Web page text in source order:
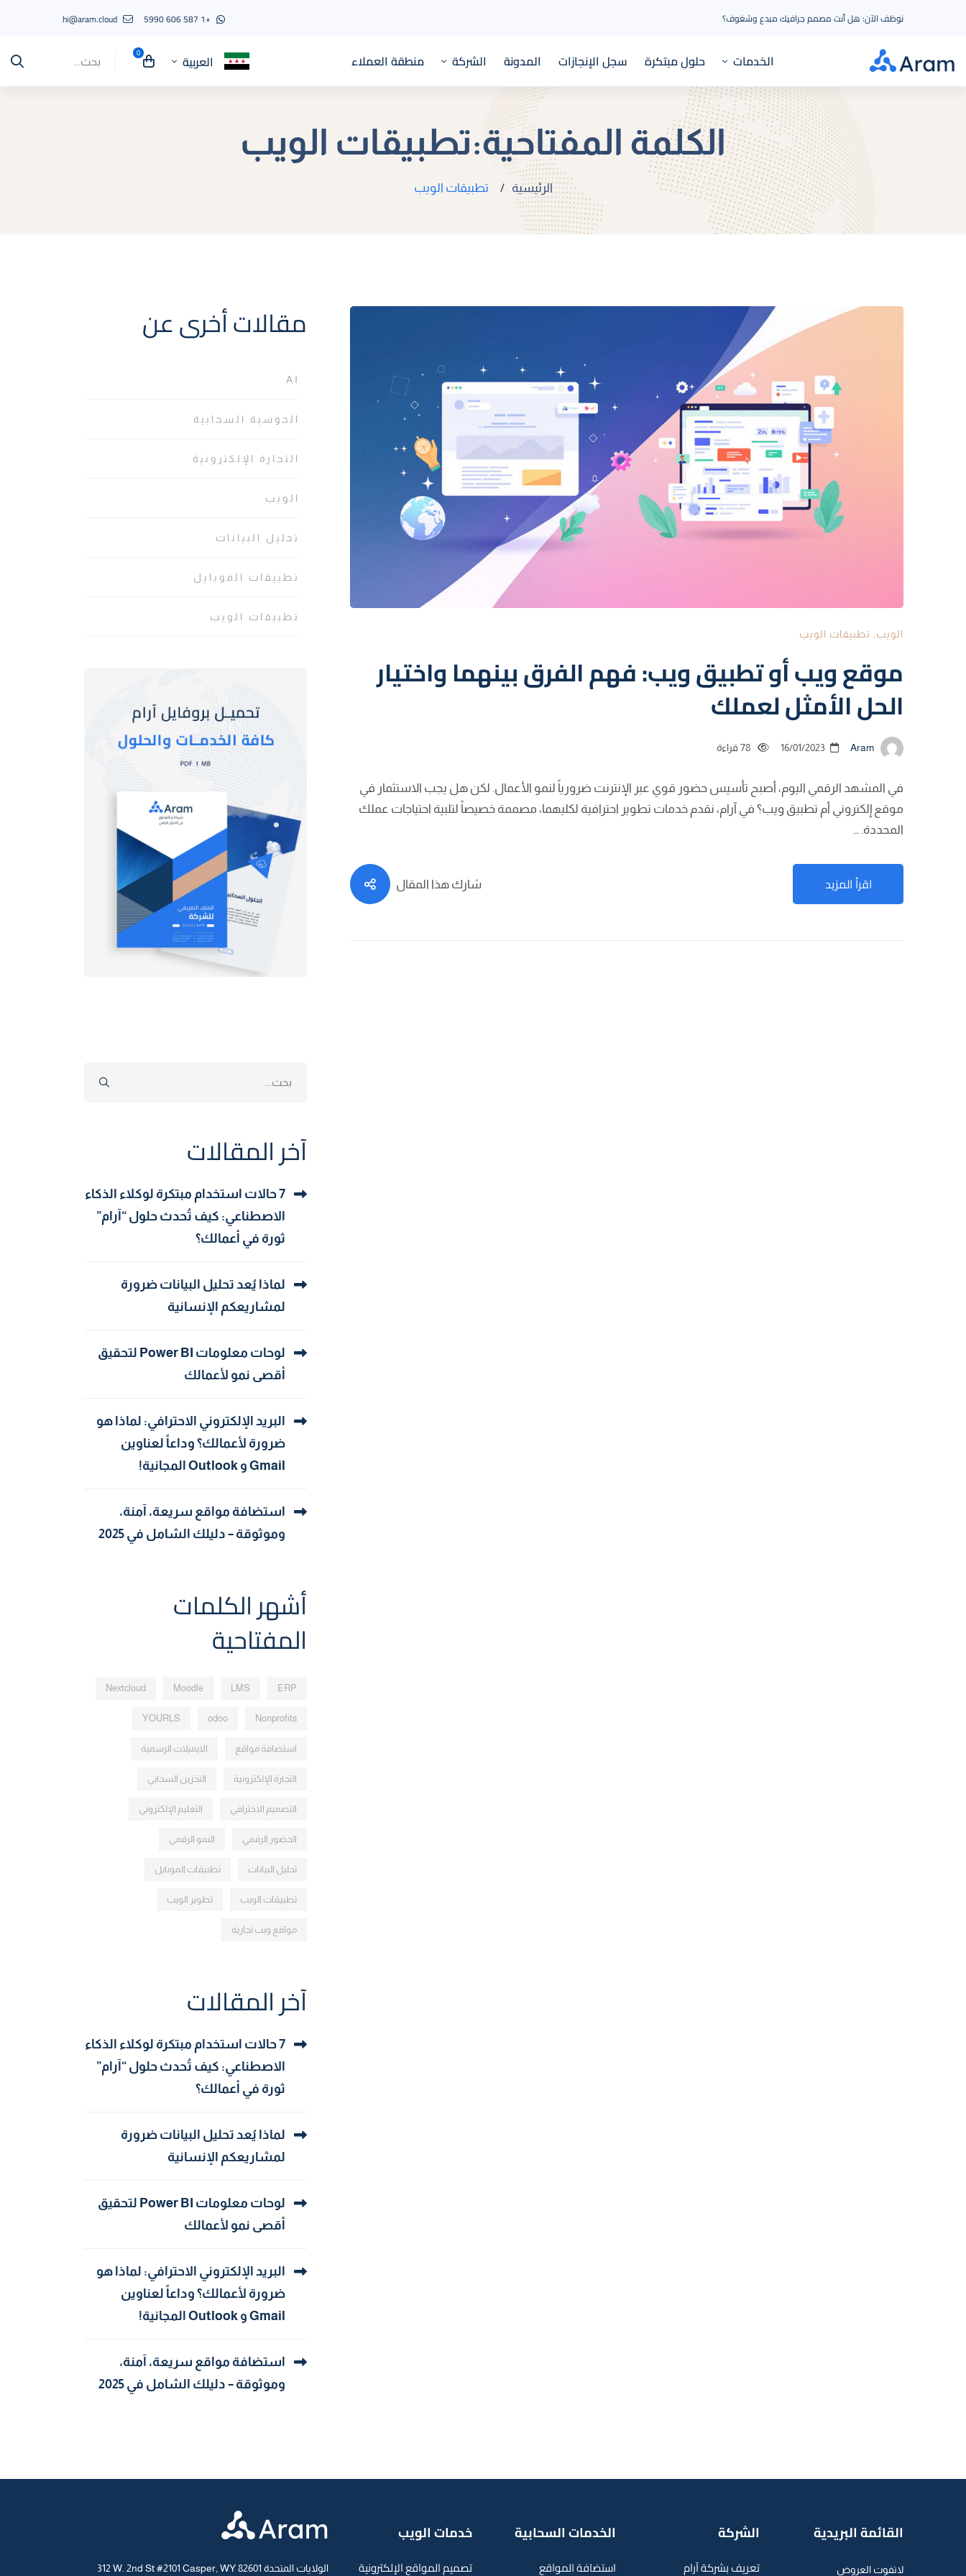
نوظف الآن: هل أنت مصمم جرافيك مبدع وشغوف؟ +1 587 606 5990
hi@aram.cloud
الخدمات حلول مبتكرة سجل الإنجازات المدونة الشركة منطقة العملاء العربية
Search
الكلمة المفتاحية:تطبيقات الويب
الرئيسية تطبيقات الويب
الويب تطبيقات الويب
موقع ويب أو تطبيق ويب: فهم الفرق بينهما واختيار
الحل الأمثل لعملك
16/01/2023
في المشهد الرقمي اليوم، أصبح تأسيس حضور قوي عبر الإنترنت ضرورياً لنمو الأعمال. لكن هل يجب الاستثمار في
موقع إلكتروني أم تطبيق ويب؟ في آرام، نقدم خدمات تطوير احترافية لكليهما، مصممة خصيصاً لتلبية احتياجات عملك
المحددة. …
اقرأ المزيد شارك هذا المقال
مقالات أخرى عن
AI
الحوسبة السحابية
التجارة الإلكترونية
الويب
تحليل البيانات
تطبيقات الموبايل
تطبيقات الويب
آخر المقالات
7 حالات استخدام مبتكرة لوكلاء الذكاء
الاصطناعي: كيف تُحدث حلول “آرام”
ثورة في أعمالك؟
لماذا يُعد تحليل البيانات ضرورة
لمشاريعكم الإنسانية
لوحات معلومات Power BI لتحقيق
أقصى نمو لأعمالك
البريد الإلكتروني الاحترافي: لماذا هو
ضرورة لأعمالك؟ وداعاً لعناوين
Gmail و Outlook المجانية!
استضافة مواقع سريعة، آمنة،
وموثوقة – دليلك الشامل في 2025
أشهر الكلمات
المفتاحية
ERP
LMS
Moodle
Nextcloud
Nonprofits
odoo
YOURLS
استضافة مواقع الايميلات الرسمية
التجارة الإلكترونية التخزين السحابي
التصميم الاحترافي التعليم الإلكتروني
الحضور الرقمي النمو الرقمي
تحليل البيانات تطبيقات الموبايل
تطبيقات الويب تطوير الويب
مواقع ويب تجارية
آخر المقالات
7 حالات استخدام مبتكرة لوكلاء الذكاء
الاصطناعي: كيف تُحدث حلول “آرام”
ثورة في أعمالك؟
لماذا يُعد تحليل البيانات ضرورة
لمشاريعكم الإنسانية
لوحات معلومات Power BI لتحقيق
أقصى نمو لأعمالك
البريد الإلكتروني الاحترافي: لماذا هو
ضرورة لأعمالك؟ وداعاً لعناوين
Gmail و Outlook المجانية!
استضافة مواقع سريعة، آمنة،
وموثوقة – دليلك الشامل في 2025
312 W. 2nd St #2101 Casper, WY 82601 الولايات المتحدة
خدمات الويب
تصميم المواقع الإلكترونية
الخدمات السحابية
استضافة المواقع
الشركة
تعريف بشركة آرام
القائمة البريدية
لاتفوت العروض